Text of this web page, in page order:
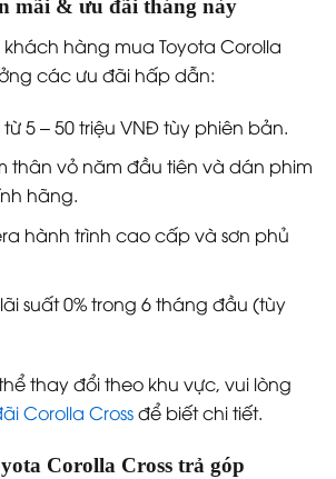
mãi & ưu đãi tháng này
hàng mua Toyota Corolla
các ưu đãi hấp dẫn:
5 – 50 triệu VNĐ tùy phiên bản.
thân vỏ năm đầu tiên và dán phim
hãng.
hành trình cao cấp và sơn phủ
suất 0% trong 6 tháng đầu (tùy
thay đổi theo khu vực, vui lòng
Corolla Crossđể biết chi tiết.
Corolla Cross trả góp